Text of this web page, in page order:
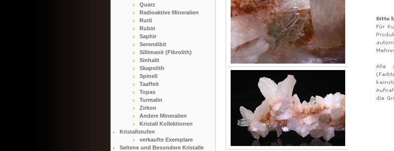
Quarz
Radioaktive Mineralien
Rutil
Rubin
Saphir
Serendibit
Sillimanit (Fibrolith)
Sinhalit
Skapolith
Spinell
Taaffeit
Topas
Turmalin
Zirkon
Andere Mineralien
Kristall Kollektionen
Kristallstufen
verkaufte Exemplare
Seltene und Besondere Kristalle